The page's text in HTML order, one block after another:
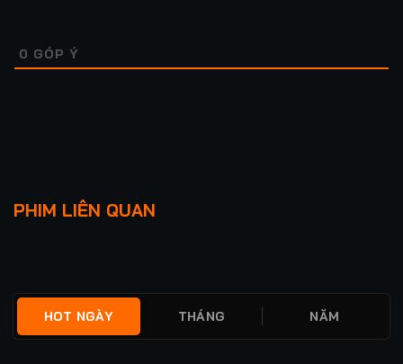
0 GÓP Ý
PHIM LIÊN QUAN
BÀO THAI QUỶ QUÁI
HOT NGÀY THÁNG NĂM